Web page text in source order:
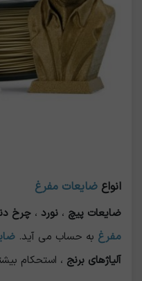
انواع ضایعات مفرغ
ضایعات پیچ ، نورد ، چرخ
مفرغ به حساب می آید.
آلیاژهای برنج ، استحکام